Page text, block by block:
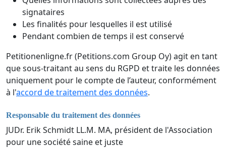
signataires
Les finalités pour lesquelles il est utilisé
Pendant combien de temps il est conservé
Petitionenligne.fr (Petitions.com Group Oy) agit en tant
que sous-traitant au sens du RGPD et traite les données
uniquement pour le compte de l’auteur, conformément
à l'accord de traitement des données.
Responsable du traitement des données
JUDr. Erik Schmidt LL.M. MA, président de l'Association
pour une société saine et juste